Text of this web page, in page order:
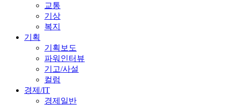
교통
기상
복지
기획
기획보도
파워인터뷰
기고/사설
컬럼
경제/IT
경제일반